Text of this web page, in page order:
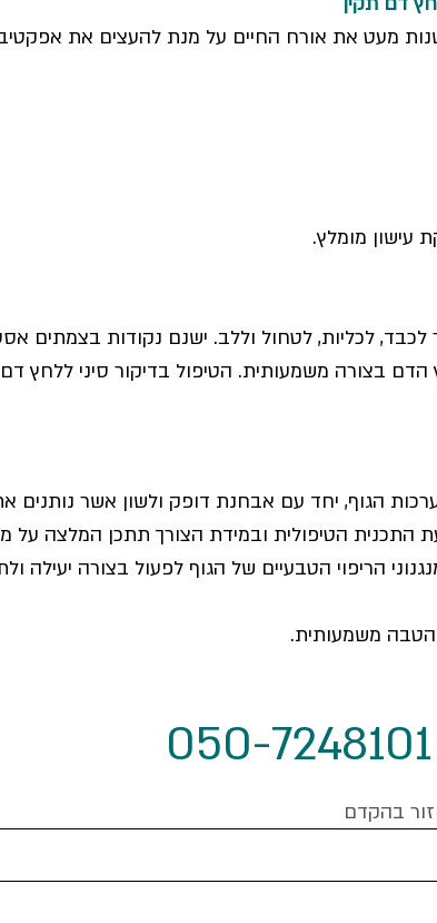
מעט את אורח החיים על מנת להעצים את
עישון מומלץ.
לכליות, לטחול וללב. ישנם נקודות בצמתים
הדם בצורה משמעותית. הטיפול בדיקור סיני ללחץ
הגוף, יחד עם אבחנת דופק ולשון אשר נותנים
התכנית הטיפולית ובמידת הצורך תתכן המלצה על
הריפוי הטבעיים של הגוף לפעול בצורה יעילה
הטבה משמעותית.
050-7248101
בהקדם